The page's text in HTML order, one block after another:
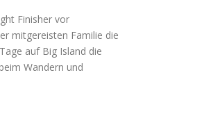
Finisher vor
mitgereisten Familie die
auf Big Island die
Wandern und